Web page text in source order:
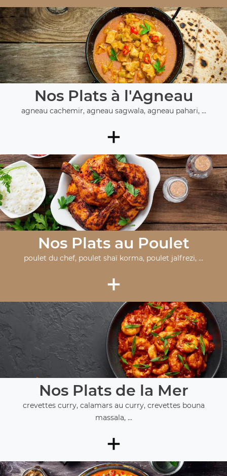
Nos Plats à l'Agneau
agneau cachemir, agneau sagwala, agneau pahari, ...
+
Nos Plats au Poulet
poulet du chef, poulet shaï korma, poulet jalfrezi, ...
+
Nos Plats de la Mer
crevettes curry, calamars au curry, crevettes bouna
massala, ...
+